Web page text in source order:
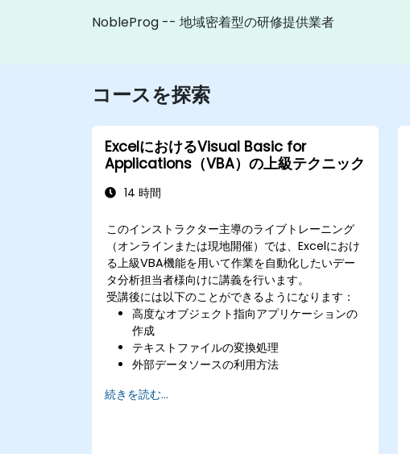
NobleProg -- 地域密着型の研修提供業者
コースを探索
ExcelにおけるVisual Basic for
Applications（VBA）の上級テクニック
14 時間
このインストラクター主導のライブトレーニング
（オンラインまたは現地開催）では、Excelにおけ
る上級VBA機能を用いて作業を自動化したいデー
タ分析担当者様向けに講義を行います。
受講後には以下のことができるようになります：
高度なオブジェクト指向アプリケーションの
作成
テキストファイルの変換処理
外部データソースの利用方法
続きを読む...